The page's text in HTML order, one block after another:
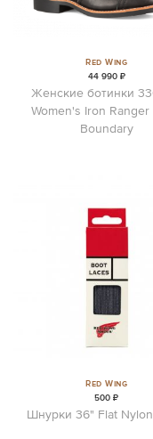
Red Wing
44 990 ₽
Женские ботинки
Women's Iron Ranger
Boundary
Red Wing
500 ₽
Шнурки 36" Flat